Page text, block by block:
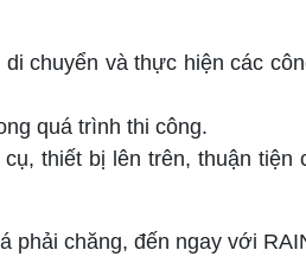
chuyển và thực hiện các
quá trình thi công.
thiết bị lên trên, thuận tiện
chăng, đến ngay với